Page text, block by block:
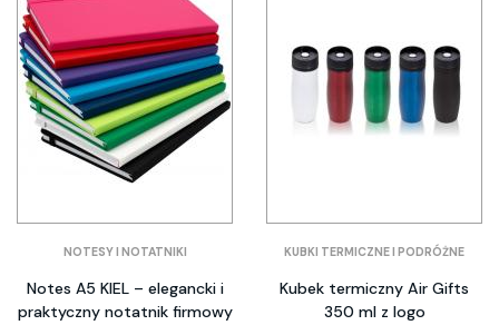
NOTESY I NOTATNIKI
Notes A5 KIEL – elegancki i
praktyczny notatnik firmowy
KUBKI TERMICZNE I PODRÓŻNE
Kubek termiczny Air Gifts
350 ml z logo